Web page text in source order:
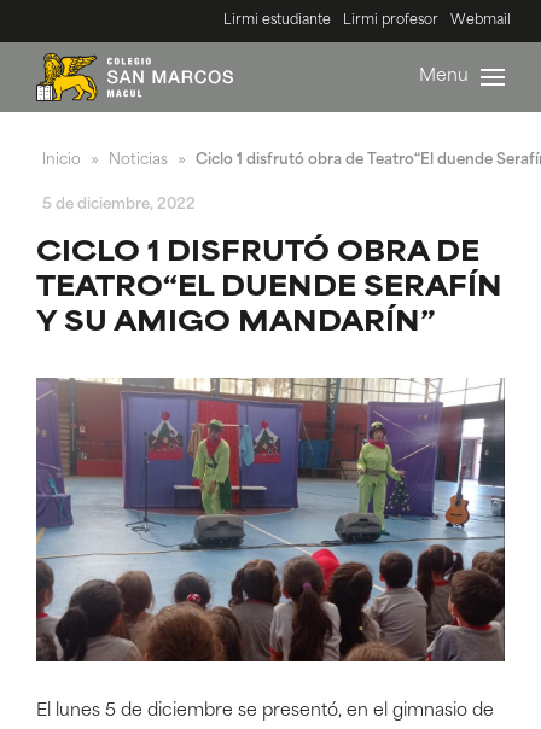
Lirmi estudiante Lirmi profesor Webmail
Menu
Inicio » Noticias » Ciclo 1 disfrutó obra de Teatro“El duende
5 de diciembre, 2022
CICLO 1 DISFRUTÓ OBRA DE
TEATRO“EL DUENDE SERAFÍN
Y SU AMIGO MANDARÍN”
El lunes 5 de diciembre se presentó, en el gimnasio de